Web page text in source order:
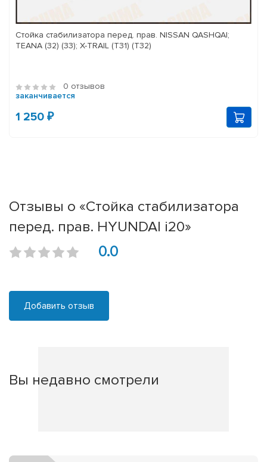
Стойка стабилизатора перед. прав. NISSAN QASHQAI;
TEANA (32) (33); X-TRAIL (T31) (T32)
0 отзывов
заканчивается
1 250 ₽
Отзывы о «Стойка стабилизатора
перед. прав. HYUNDAI i20»
0.0
Добавить отзыв
Вы недавно смотрели